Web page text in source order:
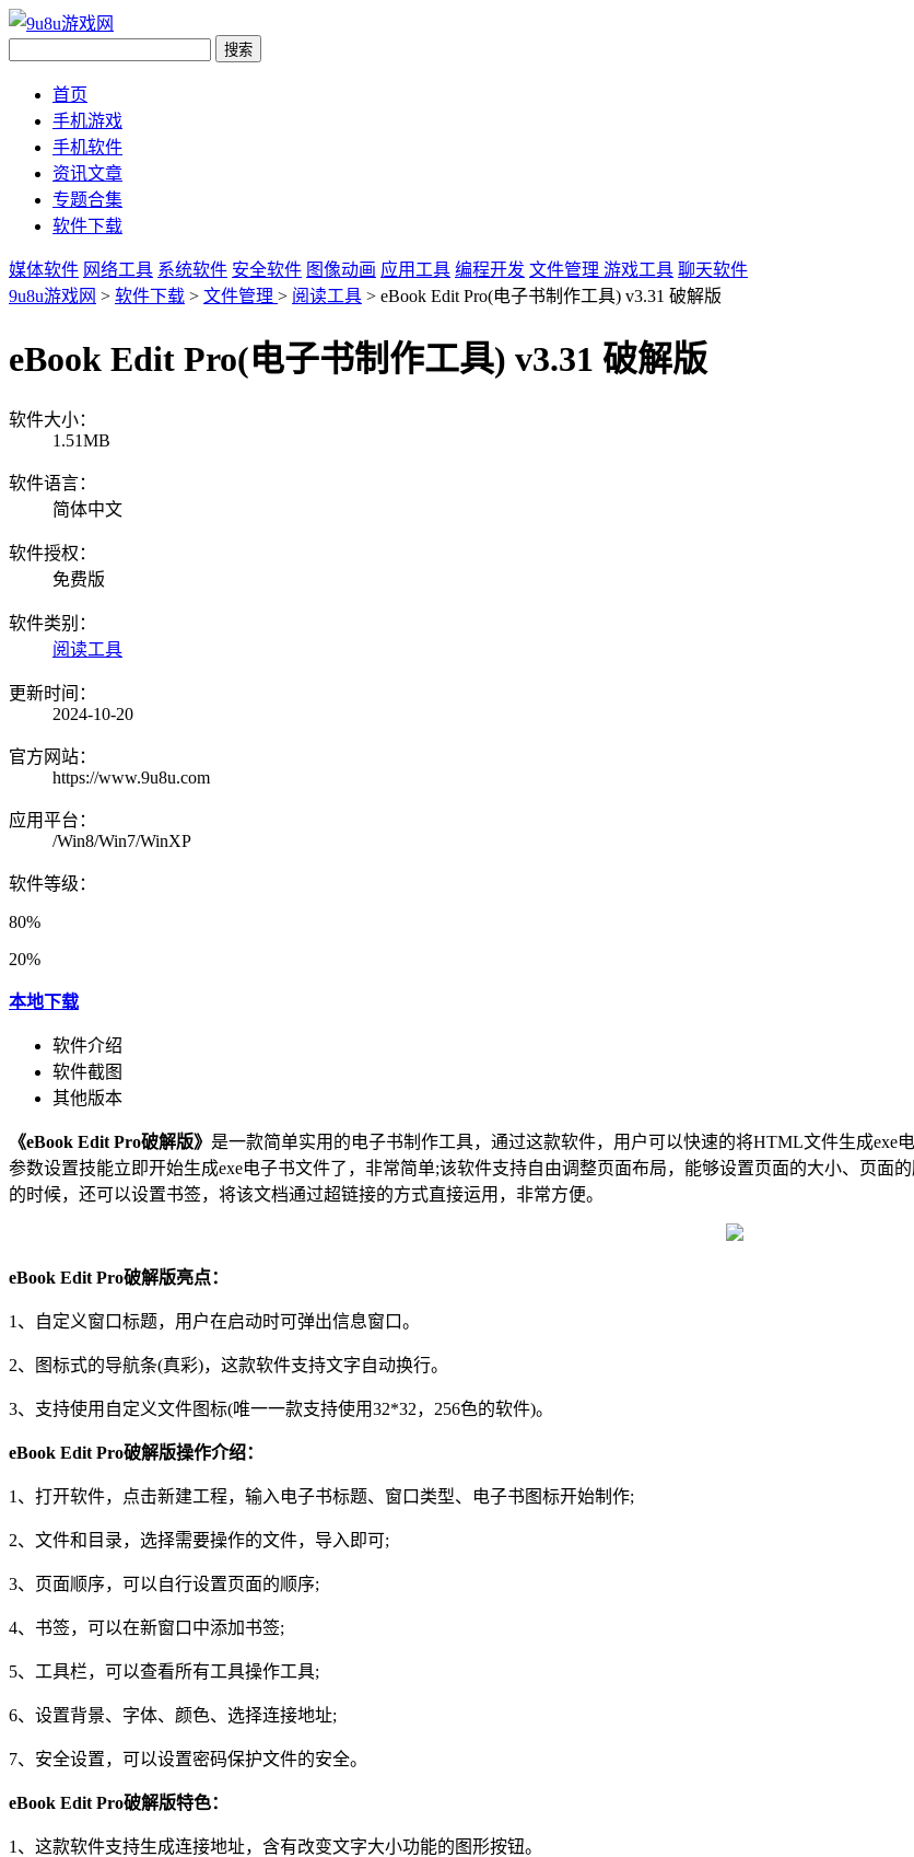
首页
手机游戏
手机软件
资讯文章
专题合集
软件下载
媒体软件 网络工具 系统软件 安全软件 图像动画 应用工具 编程开发 文件管理 游戏工具 聊天软件
9u8u游戏网 > 软件下载 > 文件管理 > 阅读工具 > eBook Edit Pro(电子书制作工具) v3.31 破解版
eBook Edit Pro(电子书制作工具) v3.31 破解版
软件大小：
1.51MB
软件语言：
简体中文
软件授权：
免费版
软件类别：
阅读工具
更新时间：
2024-10-20
官方网站：
https://www.9u8u.com
应用平台：
/Win8/Win7/WinXP
软件等级：
80%
20%
本地下载
软件介绍
软件截图
其他版本
《eBook Edit Pro破解版》 是一款简单实用的电子书制作工具，通过这款软件，用户可以快速的将HTML文件生成
参数设置技能立即开始生成exe电子书文件了，非常简单;该软件支持自由调整页面布局，能够设置页面的大小、页面
的时候，还可以设置书签，将该文档通过超链接的方式直接运用，非常方便。
eBook Edit Pro破解版亮点：
1、自定义窗口标题，用户在启动时可弹出信息窗口。
2、图标式的导航条(真彩)，这款软件支持文字自动换行。
3、支持使用自定义文件图标(唯一一款支持使用32*32，256色的软件)。
eBook Edit Pro破解版操作介绍：
1、打开软件，点击新建工程，输入电子书标题、窗口类型、电子书图标开始制作;
2、文件和目录，选择需要操作的文件，导入即可;
3、页面顺序，可以自行设置页面的顺序;
4、书签，可以在新窗口中添加书签;
5、工具栏，可以查看所有工具操作工具;
6、设置背景、字体、颜色、选择连接地址;
7、安全设置，可以设置密码保护文件的安全。
eBook Edit Pro破解版特色：
1、这款软件支持生成连接地址，含有改变文字大小功能的图形按钮。